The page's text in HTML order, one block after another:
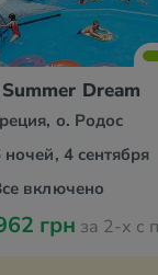
Summer Dream
о. Родос
ночей, 4 сентября
включено
грн за 2-х с